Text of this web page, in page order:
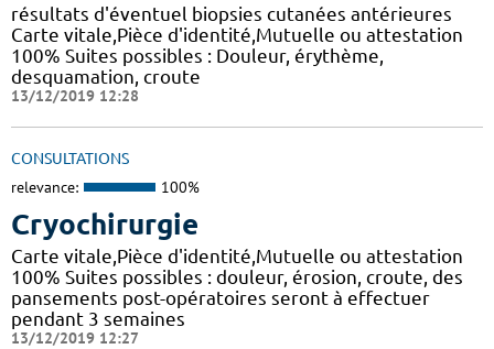
résultats d'éventuel biopsies cutanées antérieures
Carte vitale,Pièce d'identité,Mutuelle ou attestation
100% Suites possibles : Douleur, érythème,
desquamation, croute
13/12/2019 12:28
CONSULTATIONS
relevance: 100%
Cryochirurgie
Carte vitale,Pièce d'identité,Mutuelle ou attestation
100% Suites possibles : douleur, érosion, croute, des
pansements post-opératoires seront à effectuer
pendant 3 semaines
13/12/2019 12:27